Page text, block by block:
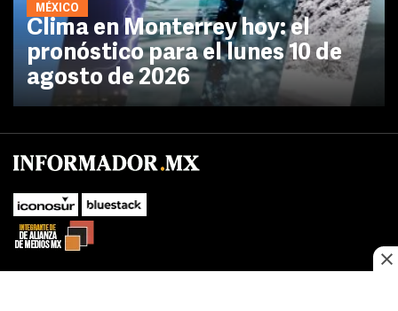
MÉXICO
Clima en Monterrey hoy: el
pronóstico para el lunes 10 de
agosto de 2026